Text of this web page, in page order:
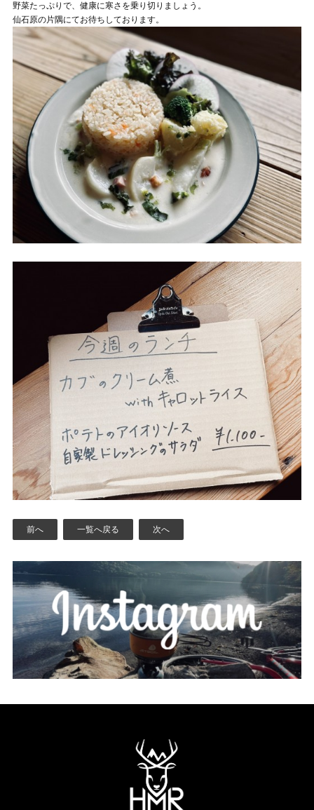
野菜たっぷりで、健康に寒さを乗り切りましょう。
仙石原の片隅にてお待ちしております。
前へ 一覧へ戻る 次へ